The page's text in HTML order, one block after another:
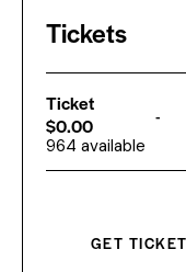
Tickets
Ticket
$0.00
964 available
-
GET